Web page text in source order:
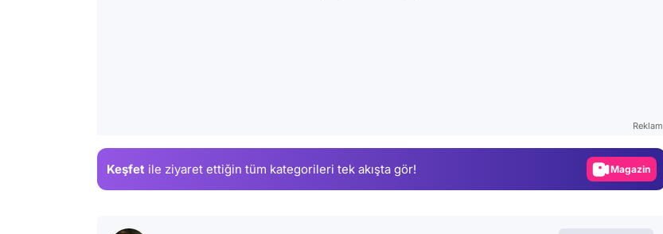
Reklam
Keşfet ile ziyaret ettiğin tüm kategorileri tek akışta gör! Video